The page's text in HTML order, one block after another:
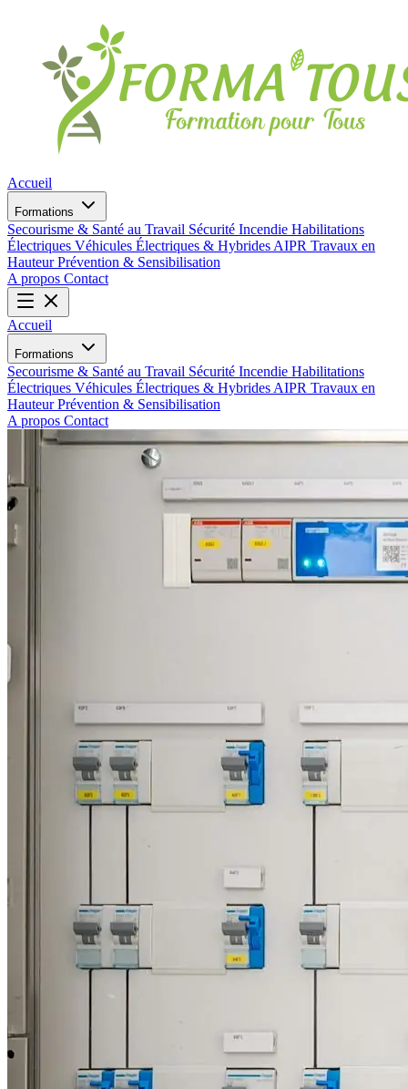
Accueil
Formations
Secourisme & Santé au Travail Sécurité Incendie Habilitations
Électriques Véhicules Électriques & Hybrides AIPR Travaux en
HauteurPrévention & Sensibilisation
A propos Contact
Accueil
Formations
Secourisme & Santé au Travail Sécurité Incendie Habilitations
Électriques Véhicules Électriques & Hybrides AIPR Travaux en
HauteurPrévention & Sensibilisation
A propos Contact